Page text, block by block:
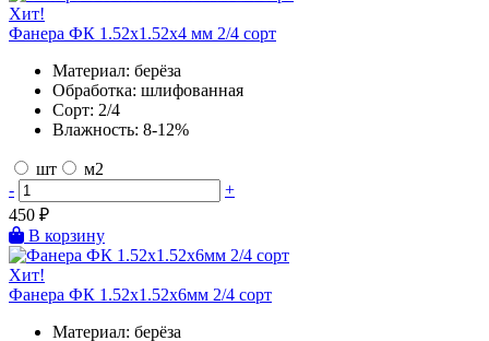
Хит!
Фанера ФК 1.52х1.52х4 мм 2/4 сорт
Материал: берёза
Обработка: шлифованная
Сорт: 2/4
Влажность: 8-12%
шт
м2
-
+
450 ₽
В корзину
Хит!
Фанера ФК 1.52х1.52х6мм 2/4 сорт
Материал: берёза